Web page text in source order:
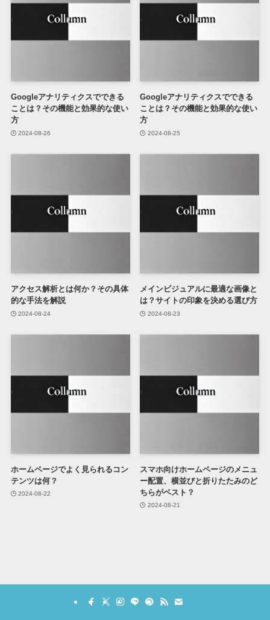
Googleアナリティクスでできる
ことは？その機能と効果的な使い
方
2024-08-26
Googleアナリティクスでできる
ことは？その機能と効果的な使い
方
2024-08-25
アクセス解析とは何か？その具体
的な手法を解説
2024-08-24
メインビジュアルに最適な画像と
は？サイトの印象を決める選び方
2024-08-23
ホームページでよく見られるコン
テンツは何？
2024-08-22
スマホ向けホームページのメニュ
ー配置、横並びと折りたたみのど
ちらがベスト？
2024-08-21